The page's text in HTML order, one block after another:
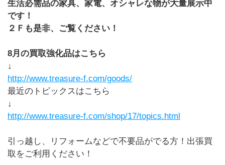
生活必需品の家具、家電、オシャレな物が大量展示中
です！
２Ｆも是非、ご覧ください！
8月の買取強化品はこちら
↓
http://www.treasure-f.com/goods/
最近のトピックスはこちら
↓
http://www.treasure-f.com/shop/17/topics.html
引っ越し、リフォームなどで不要品がでる方！出張買
取をご利用ください！